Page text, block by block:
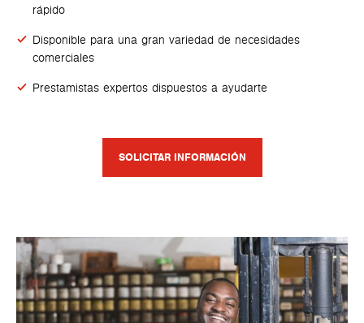
rápido
Disponible para una gran variedad de necesidades
comerciales
Prestamistas expertos dispuestos a ayudarte
SOLICITAR INFORMACIÓN